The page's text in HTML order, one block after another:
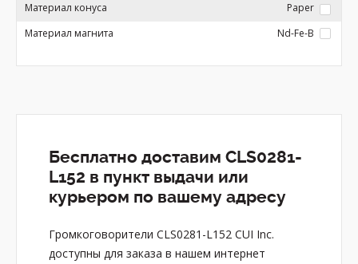
Материал конуса
Paper
Материал магнита
Nd-Fe-B
Бесплатно доставим CLS0281-
L152 в пункт выдачи или
курьером по вашему адресу
Громкоговорители CLS0281-L152 CUI Inc.
доступны для заказа в нашем интернет